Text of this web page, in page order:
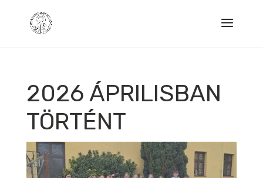
2026 ÁPRILISBAN
TÖRTÉNT